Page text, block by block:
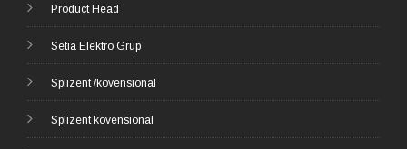
Product Head
Setia Elektro Grup
Splizent /kovensional
Splizent kovensional